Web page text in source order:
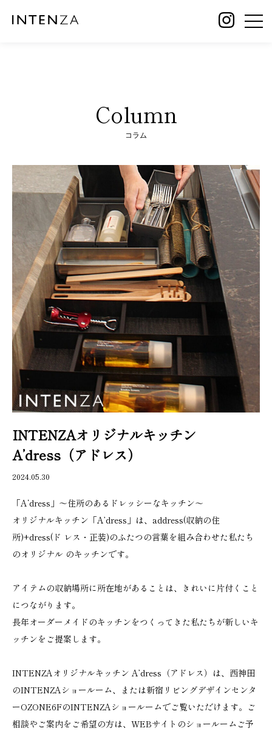
Column
コラム
INTENZAオリジナルキッチン
A’dress（アドレス）
2024.05.30
「A‘dress」〜住所のあるドレッシーなキッチン〜
オリジナルキッチン「A’dress」は、address(収納の住
所)+dress(ド レス・正装)のふたつの言葉を組み合わせた私たち
のオリジナル のキッチンです。
アイテムの収納場所に所在地があることは、きれいに片付くこと
につながります。
長年オーダーメイドのキッチンをつくってきた私たちが新しいキ
ッチンをご提案します。
INTENZAオリジナルキッチン A’dress（アドレス）は、西神田
のINTENZAショールーム、または新宿リビングデザインセンタ
ーOZONE6FのINTENZAショールームでご覧いただけます。ご
相談やご案内をご希望の方は、WEBサイトのショールームご予